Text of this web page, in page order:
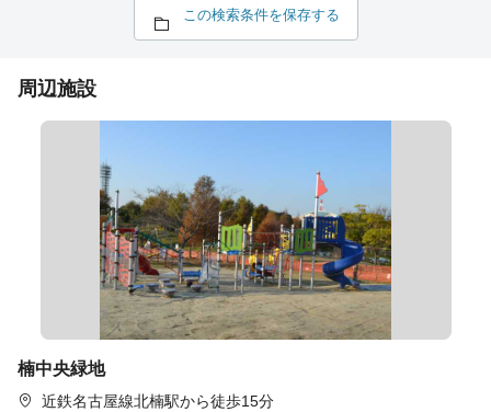
この検索条件を保存する
周辺施設
楠中央緑地
近鉄名古屋線北楠駅から徒歩15分